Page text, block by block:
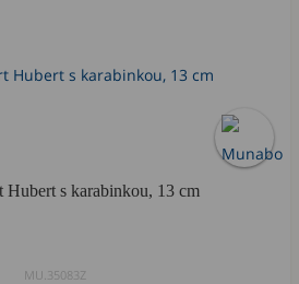
Hubert s karabinkou, 13 cm
MU.35083Z